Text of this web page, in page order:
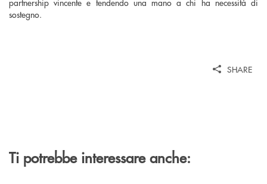
partnership vincente e tendendo una mano a chi ha necessità di
sostegno.
SHARE
Ti potrebbe interessare anche: